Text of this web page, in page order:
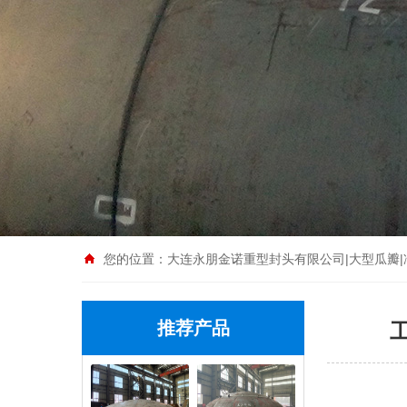
您的位置： 大连永朋金诺重型封头有限公司|大型瓜瓣
推荐产品